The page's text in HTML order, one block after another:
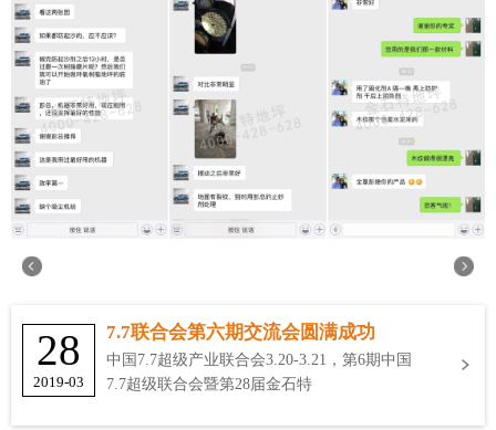
28
2019-03
7.7联合会第六期交流会圆满成功
中国7.7超级产业联合会3.20-3.21，第6期中国
7.7超级联合会暨第28届金石特